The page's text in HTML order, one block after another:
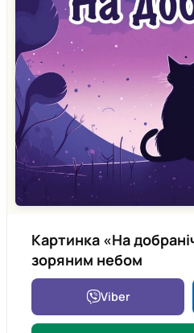
Картинка «На
зоряним небом
Viber